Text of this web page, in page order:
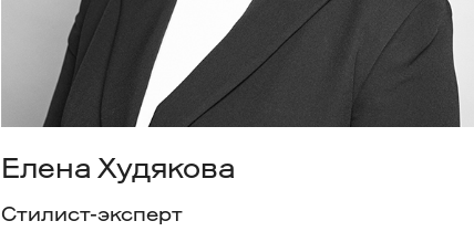
Елена Худякова
Cтилист-эксперт